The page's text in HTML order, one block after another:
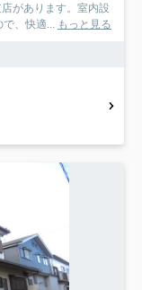
があります。室内設
、快適... もっと見る